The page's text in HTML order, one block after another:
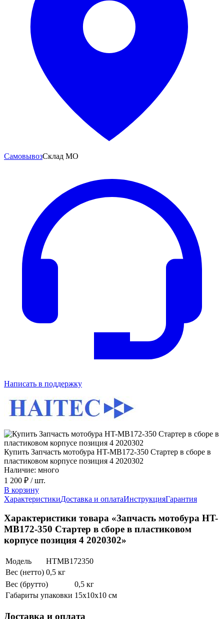
СамовывозСклад МО
Написать в поддержку
Купить Запчасть мотобура HT-MB172-350 Стартер в сборе в
пластиковом корпусе позиция 4 2020302
Наличие: много
1 200 ₽ / шт.
В корзину
ХарактеристикиДоставка и оплатаИнструкцияГарантия
Характеристики товара «Запчасть мотобура HT-
MB172-350 Стартер в сборе в пластиковом
корпусе позиция 4 2020302»
Модель
HTMB172350
Вес (нетто) 0,5 кг
Вес (брутто)
0,5 кг
Габариты упаковки 15х10х10 см
Доставка и оплата